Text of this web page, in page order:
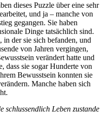
dieses Puzzle über eine sehr
und ja – manche von
gegangen. Sie haben
Dinge tatsächlich sind.
der sie sich befanden, und
von Jahren vergingen,
verändert hatte und
dass sie sogar Hunderte von
Bewusstsein konnten sie
Manche haben sich
schlussendlich Leben zustande